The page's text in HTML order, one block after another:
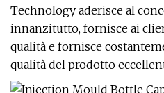
Technology aderisce al
innanzitutto, fornisce ai
qualità e fornisce
qualità del prodotto